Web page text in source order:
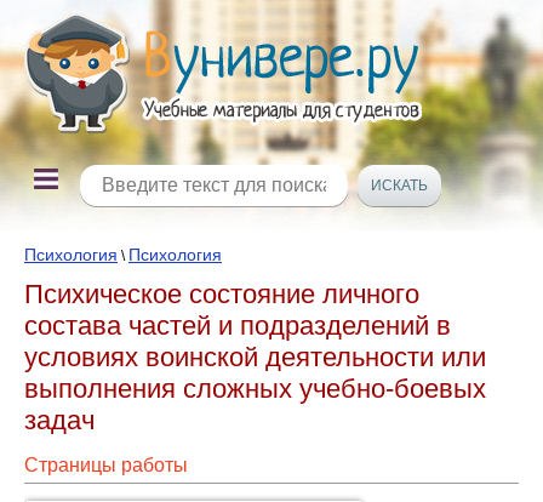
Психология \ Психология
Психическое состояние личного
состава частей и подразделений в
условиях воинской деятельности или
выполнения сложных учебно-бое­вых
задач
Страницы работы